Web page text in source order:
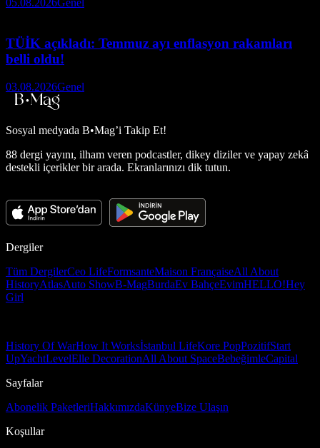
05.08.2026Genel
TÜİK açıkladı: Temmuz ayı enflasyon rakamları
belli oldu!
03.08.2026Genel
Sosyal medyada B•Mag’i Takip Et!
88 dergi yayını, ilham veren podcastler, dikey diziler ve yapay zekâ
destekli içerikler bir arada. Ekranlarınızı dik tutun.
Dergiler
Tüm DergilerCeo LifeFormsanteMaison FrançaiseAll About
HistoryAtlasAuto ShowB-MagBurdaEv BahçeEvimHELLO!Hey
Girl
History Of WarHow It Worksİstanbul LifeKore PopPozitifStart
UpYachtLevelElle DecorationAll About SpaceBebeğimleCapital
Sayfalar
Abonelik PaketleriHakkımızdaKünyeBize Ulaşın
Koşullar